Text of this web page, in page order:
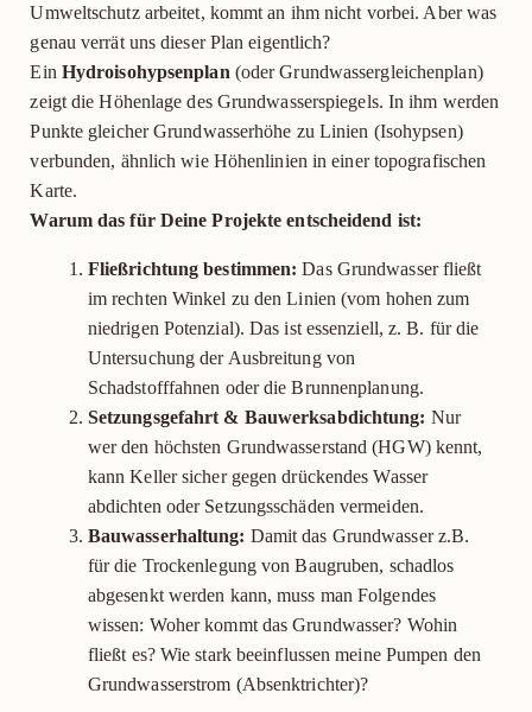
Umweltschutz arbeitet, kommt an ihm nicht vorbei. Aber was
genau verrät uns dieser Plan eigentlich?
Ein Hydroisohypsenplan(oder Grundwassergleichenplan)
zeigt die Höhenlage des Grundwasserspiegels. In ihm werden
Punkte gleicher Grundwasserhöhe zu Linien (Isohypsen)
verbunden, ähnlich wie Höhenlinien in einer topografischen
Karte.
Warum das für Deine Projekte entscheidend ist:
Fließrichtung bestimmen: Das Grundwasser fließt
im rechten Winkel zu den Linien (vom hohen zum
niedrigen Potenzial). Das ist essenziell, z. B. für die
Untersuchung der Ausbreitung von
Schadstofffahnen oder die Brunnenplanung.
Setzungsgefahrt & Bauwerksabdichtung: Nur
wer den höchsten Grundwasserstand (HGW) kennt,
kann Keller sicher gegen drückendes Wasser
abdichten oder Setzungsschäden vermeiden.
Bauwasserhaltung: Damit das Grundwasser z.B.
für die Trockenlegung von Baugruben, schadlos
abgesenkt werden kann, muss man Folgendes
wissen: Woher kommt das Grundwasser? Wohin
fließt es? Wie stark beeinflussen meine Pumpen den
Grundwasserstrom (Absenktrichter)?